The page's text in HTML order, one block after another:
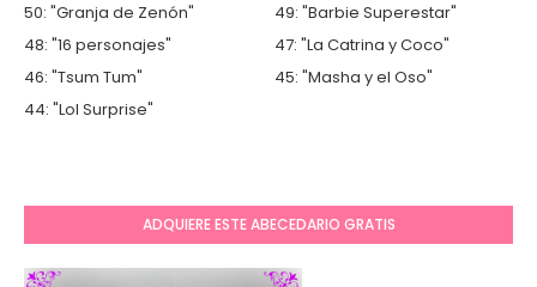
50: "Granja de Zenón"
49: "Barbie Superestar"
48: "16 personajes"
47: "La Catrina y Coco"
46: "Tsum Tum"
45: "Masha y el Oso"
44: "Lol Surprise"
ADQUIERE ESTE ABECEDARIO GRATIS